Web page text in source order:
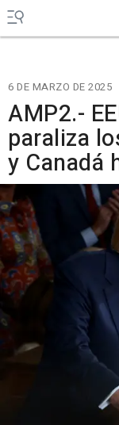
6 DE MARZO DE 2025
AMP2.-
paraliza
y Canadá